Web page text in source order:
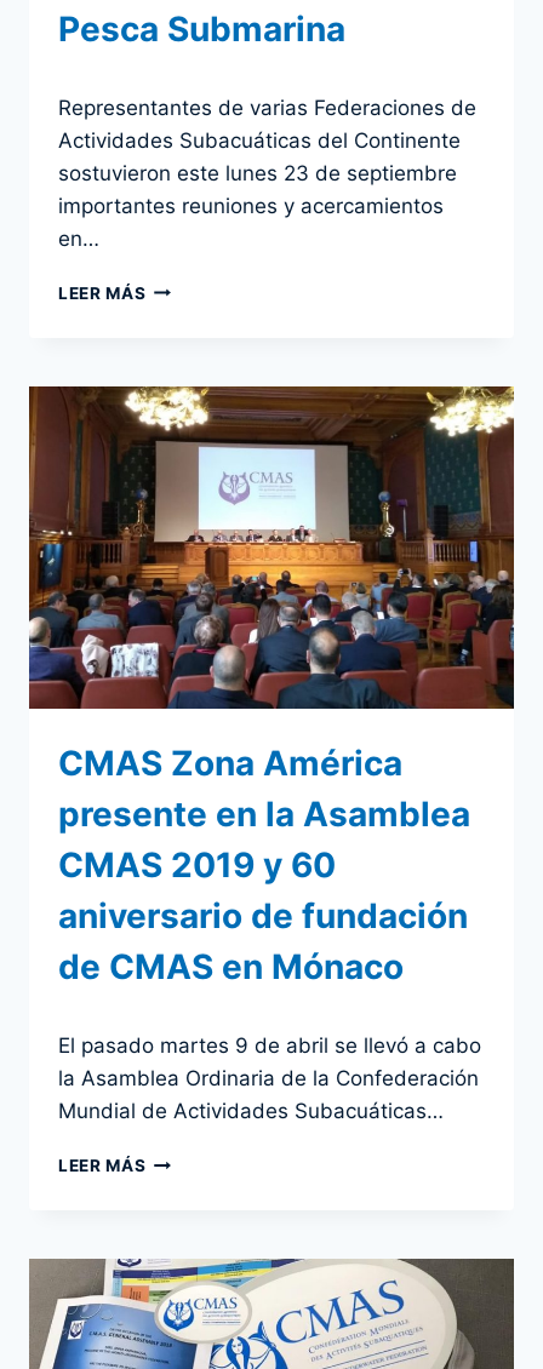
Pesca Submarina
admin
Representantes de varias Federaciones de
Actividades Subacuáticas del Continente
sostuvieron este lunes 23 de septiembre
importantes reuniones y acercamientos
en…
LEER MÁS FEDERACIONES
AMÉRICA
SE
REÚNEN
EN
ARGENTINA
EN
MARCO
DEL
PANAMERICANO
DE
PESCA
SUBMARINA
CMAS Zona América
presente en la Asamblea
CMAS 2019 y 60
aniversario de fundación
de CMAS en Mónaco
admin
El pasado martes 9 de abril se llevó a cabo
la Asamblea Ordinaria de la Confederación
Mundial de Actividades Subacuáticas…
LEER MÁS CMAS
EN
LA
ASAMBLEA
CMAS
2019